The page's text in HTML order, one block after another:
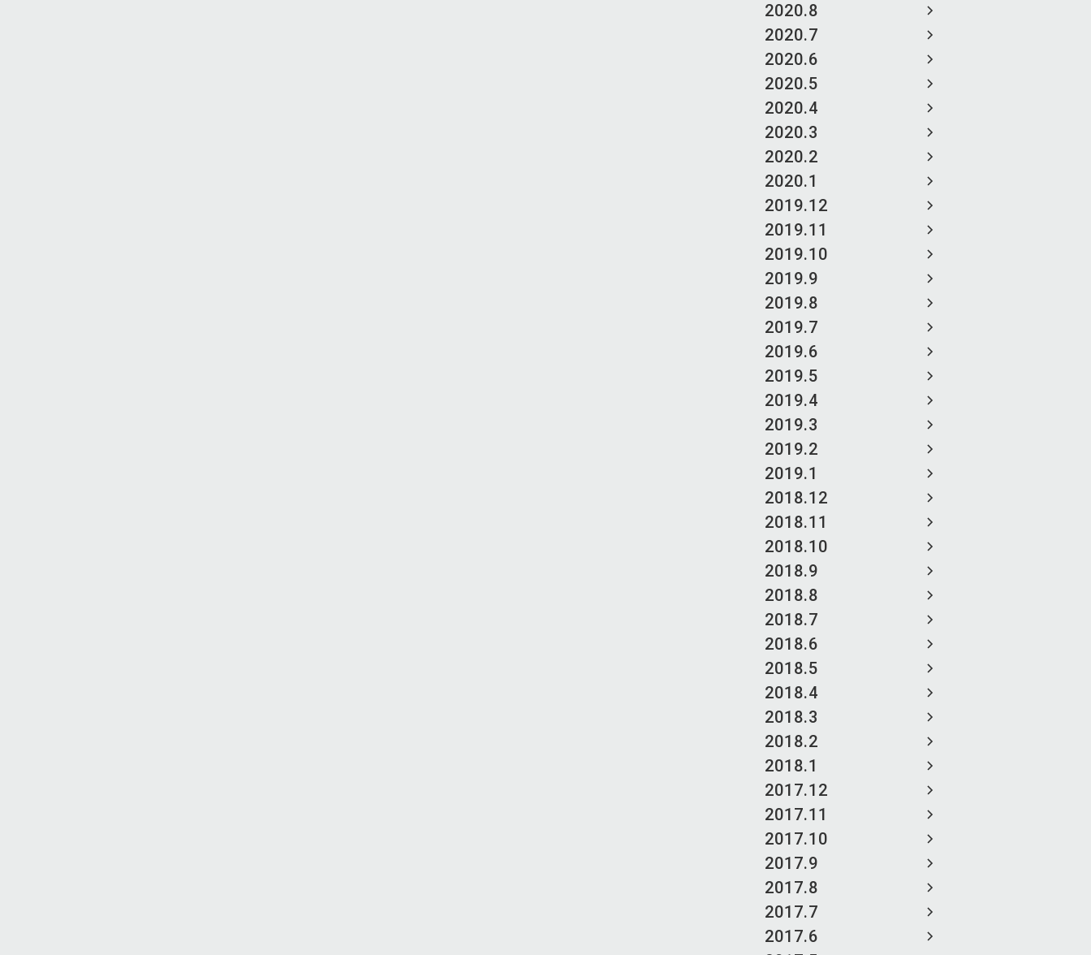
2020.8
2020.7
2020.6
2020.5
2020.4
2020.3
2020.2
2020.1
2019.12
2019.11
2019.10
2019.9
2019.8
2019.7
2019.6
2019.5
2019.4
2019.3
2019.2
2019.1
2018.12
2018.11
2018.10
2018.9
2018.8
2018.7
2018.6
2018.5
2018.4
2018.3
2018.2
2018.1
2017.12
2017.11
2017.10
2017.9
2017.8
2017.7
2017.6